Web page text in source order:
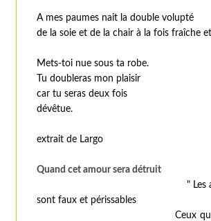
A mes paumes nait la double volupté
de la soie et de la chair à la fois fraîche
Mets-toi nue sous ta robe.
Tu doubleras mon plaisir
car tu seras deux fois
dévêtue.
extrait de Largo
Quand cet amour sera détruit
" Les adieux
sont faux et périssables
Ceux qui se sont